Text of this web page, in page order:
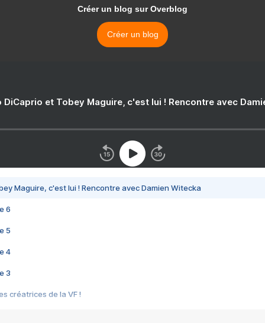
Créer un blog sur Overblog
Créer un blog
DiCaprio et Tobey Maguire, c'est lui ! Rencontre avec
Maguire, c'est lui ! Rencontre avec Damien Witecka
6
5
4
3
créatrices de la VF !